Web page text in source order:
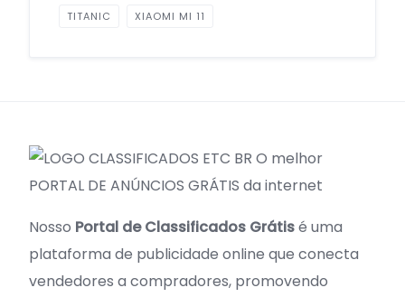
TITANIC XIAOMI MI 11
O melhor
PORTAL DE ANÚNCIOS GRÁTIS da internet
Nosso Portal de Classificados Grátisé uma
plataforma de publicidade online que conecta
vendedores a compradores, promovendo